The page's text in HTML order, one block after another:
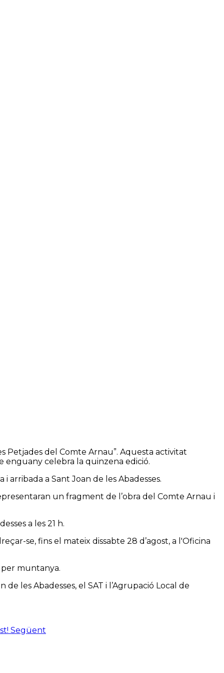
Petjades del Comte Arnau”. Aquesta activitat
enguany celebra la quinzena edició.
arribada a Sant Joan de les Abadesses.
un fragment de l’obra del Comte Arnau i
a les 21 h.
se, fins el mateix dissabte 28 d’agost, a l'Oficina
muntanya.
les Abadesses, el SAT i l’Agrupació Local de
Següent